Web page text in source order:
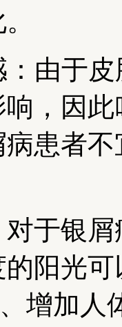
由于
，因
患者
于银
阳光
增加人